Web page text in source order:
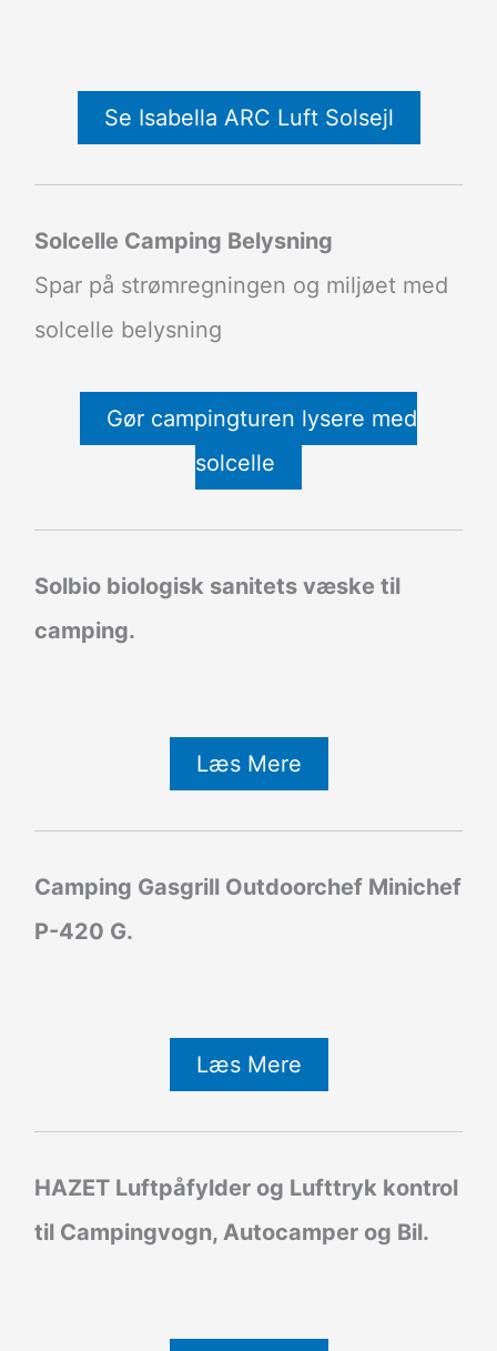
Se Isabella ARC Luft Solsejl
Solcelle Camping Belysning
Spar på strømregningen og miljøet med
solcelle belysning
Gør campingturen lysere med
solcelle
Solbio biologisk sanitets væske til
camping.
Læs Mere
Camping Gasgrill Outdoorchef Minichef
P-420 G.
Læs Mere
HAZET Luftpåfylder og Lufttryk kontrol
til Campingvogn, Autocamper og Bil.